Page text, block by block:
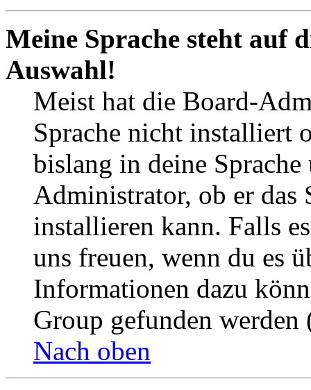
Meine Sprache steht auf
Auswahl!
Meist hat die Board-
Sprache nicht installiert
bislang in deine
Administrator, ob er das
installieren kann. Falls
uns freuen, wenn du es
Informationen dazu
Group gefunden
Nach oben